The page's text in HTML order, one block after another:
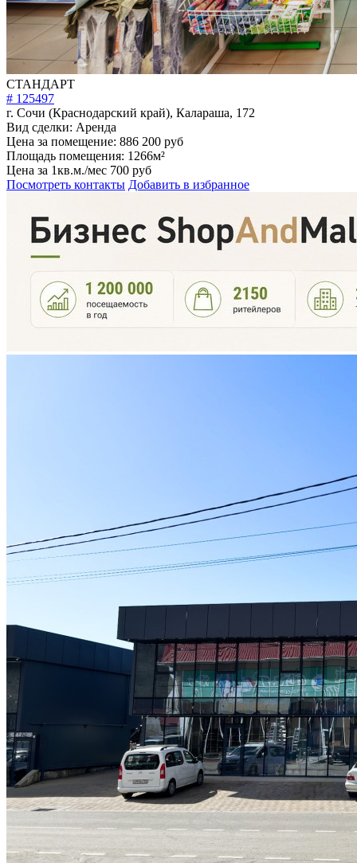
СТАНДАРТ
# 125497
г. Сочи (Краснодарский край), Калараша, 172
Вид сделки:Аренда
Цена за помещение:
Площадь помещения:1266м²
Цена за 1кв.м./мес700 руб
Посмотреть контакты Добавить в избранное